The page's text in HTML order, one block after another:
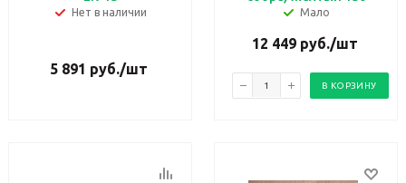
Нет в наличии
5 891 руб./шт
Мало
12 449руб./шт
В КОРЗИНУ